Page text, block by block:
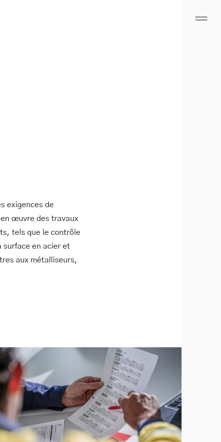
exigences de
œuvre des travaux
tels que le contrôle
surface en acier et
aux métalliseurs,